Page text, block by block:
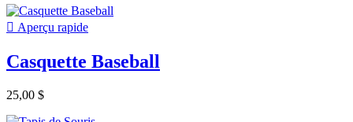
 Aperçu rapide
Casquette Baseball
25,00 $